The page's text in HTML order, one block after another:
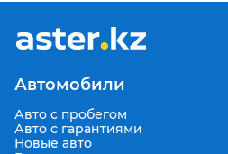
Автомобили
Авто с пробегом
Авто с гарантиями
Новые авто